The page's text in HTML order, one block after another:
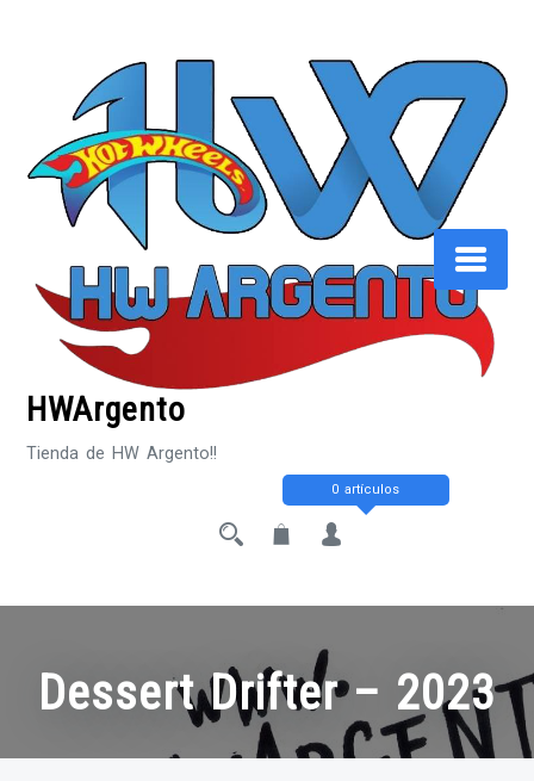
HWArgento
Tienda de HW Argento!!
0 artículos
Dessert Drifter – 2023